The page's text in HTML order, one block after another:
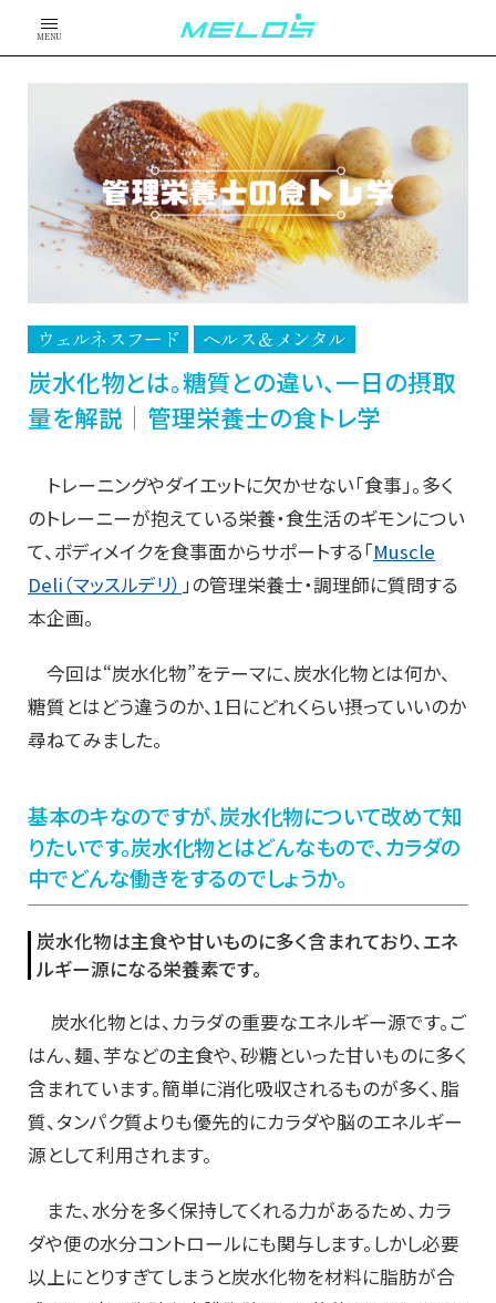
MENU
ウェルネスフード ヘルス＆メンタル
炭水化物とは。糖質との違い、一日の摂取
量を解説│管理栄養士の食トレ学
トレーニングやダイエットに欠かせない「食事」。多く
のトレーニーが抱えている栄養・食生活のギモンについ
て、ボディメイクを食事面からサポートする「Muscle
Deli（マッスルデリ） 」の管理栄養士・調理師に質問する
本企画。
今回は“炭水化物”をテーマに、炭水化物とは何か、
糖質とはどう違うのか、1日にどれくらい摂っていいのか
尋ねてみました。
基本のキなのですが、炭水化物について改めて知
りたいです。炭水化物とはどんなもので、カラダの
中でどんな働きをするのでしょうか。
炭水化物は主食や甘いものに多く含まれており、エネ
ルギー源になる栄養素です。
炭水化物とは、カラダの重要なエネルギー源です。ご
はん、麺、芋などの主食や、砂糖といった甘いものに多く
含まれています。簡単に消化吸収されるものが多く、脂
質、タンパク質よりも優先的にカラダや脳のエネルギー
源として利用されます。
また、水分を多く保持してくれる力があるため、カラ
ダや便の水分コントロールにも関与します。しかし必要
以上にとりすぎてしまうと炭水化物を材料に脂肪が合